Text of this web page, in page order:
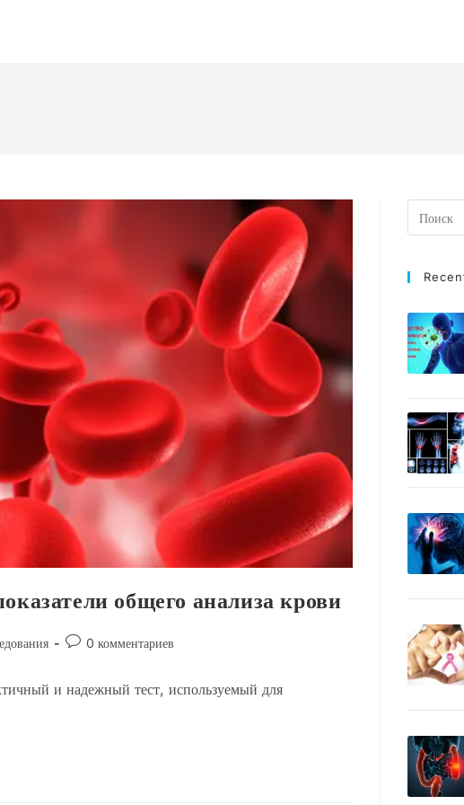
общего анализа крови
Комментарии
0 комментариев
и надежный тест, используемый для